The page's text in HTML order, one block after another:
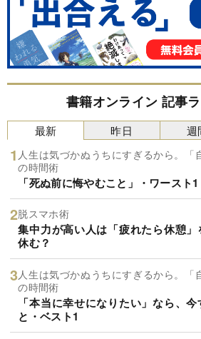
書籍オンライン 記事
最新
人生は気づかぬうちにすぎるから。「
の時間術
「死ぬ前に悔やむこと」・ワースト1
脱スマホ術
集中力が高い人は「疲れたら休憩
休む？
人生は気づかぬうちにすぎるから。「
の時間術
「本当に幸せになりたい」なら、
と・ベスト1
昨日 週